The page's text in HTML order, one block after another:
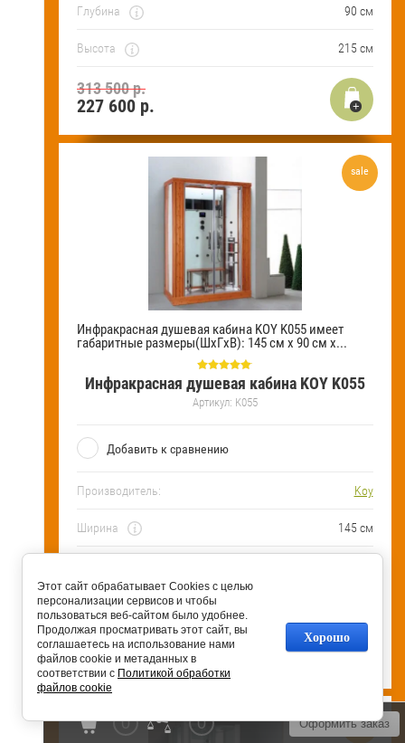
Глубина 90 см
Высота 215 см
313 500 р.
227 600р.
Инфракрасная душевая кабина KOY K055 имеет
габаритные размеры(ШхГхВ): 145 см х 90 см х...
Инфракрасная душевая кабина KOY K055
Артикул: K055
Добавить к сравнению
Производитель: Koy
Ширина 145 см
Высота
sale
318 000 р.
230 860р.
sale
Оформить заказ
0 0
Этот сайт обрабатывает Cookies с целью
персонализации сервисов и чтобы
пользоваться веб-сайтом было удобнее.
Продолжая просматривать этот сайт, вы
соглашаетесь на использование нами
файлов cookie и метаданных в
соответствии с Политикой обработки
файлов cookie
Хорошо